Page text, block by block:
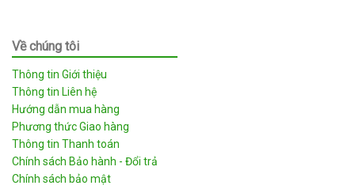
Về chúng tôi
Thông tin Giới thiệu
Thông tin Liên hệ
Hướng dẫn mua hàng
Phương thức Giao hàng
Thông tin Thanh toán
Chính sách Bảo hành - Đổi trả
Chính sách bảo mật